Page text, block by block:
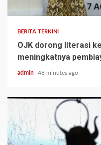
BERITA TERKINI
OJK dorong literasi
meningkatnya
admin 46 minutes ago